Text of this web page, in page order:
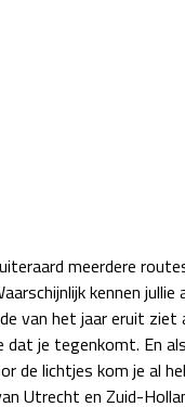
meerdere
kennen
van het jaar eruit
je tegenkomt. En
de lichtjes kom je al
Utrecht en Zuid-